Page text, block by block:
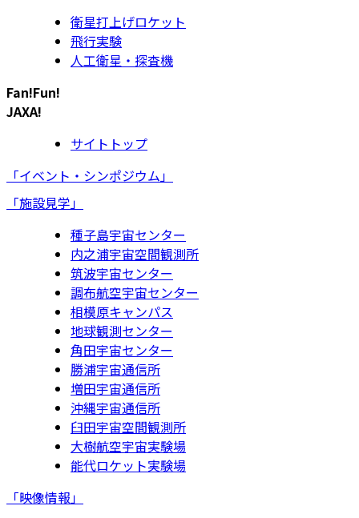
衛星打上げロケット
飛行実験
人工衛星・探査機
Fan!Fun!
JAXA!
サイトトップ
「イベント・シンポジウム」
「施設見学」
種子島宇宙センター
内之浦宇宙空間観測所
筑波宇宙センター
調布航空宇宙センター
相模原キャンパス
地球観測センター
角田宇宙センター
勝浦宇宙通信所
増田宇宙通信所
沖縄宇宙通信所
臼田宇宙空間観測所
大樹航空宇宙実験場
能代ロケット実験場
「映像情報」